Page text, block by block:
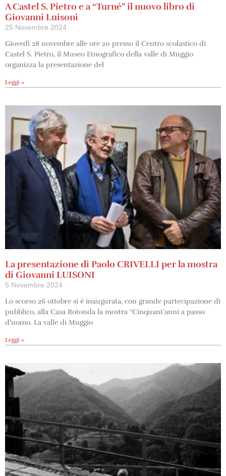
A Castel S. Pietro e a “Turné” il nuovo libro di
Giovanni Luisoni
25 Novembre 2024
Giovedì 28 novembre alle ore 20 presso il Centro scolastico di
Castel S. Pietro, il Museo Etnografico della valle di Muggio
organizza la presentazione del
Leggi »
La presentazione di Paolo CRIVELLI per la mostra
di Giovanni LUISONI
5 Novembre 2024
Lo scorso 26 ottobre si è inaugurata, con grande partecipazione di
pubblico, alla Casa Rotonda la mostra “Cinquant’anni a passo
d’uomo. La valle di Muggio
Leggi »